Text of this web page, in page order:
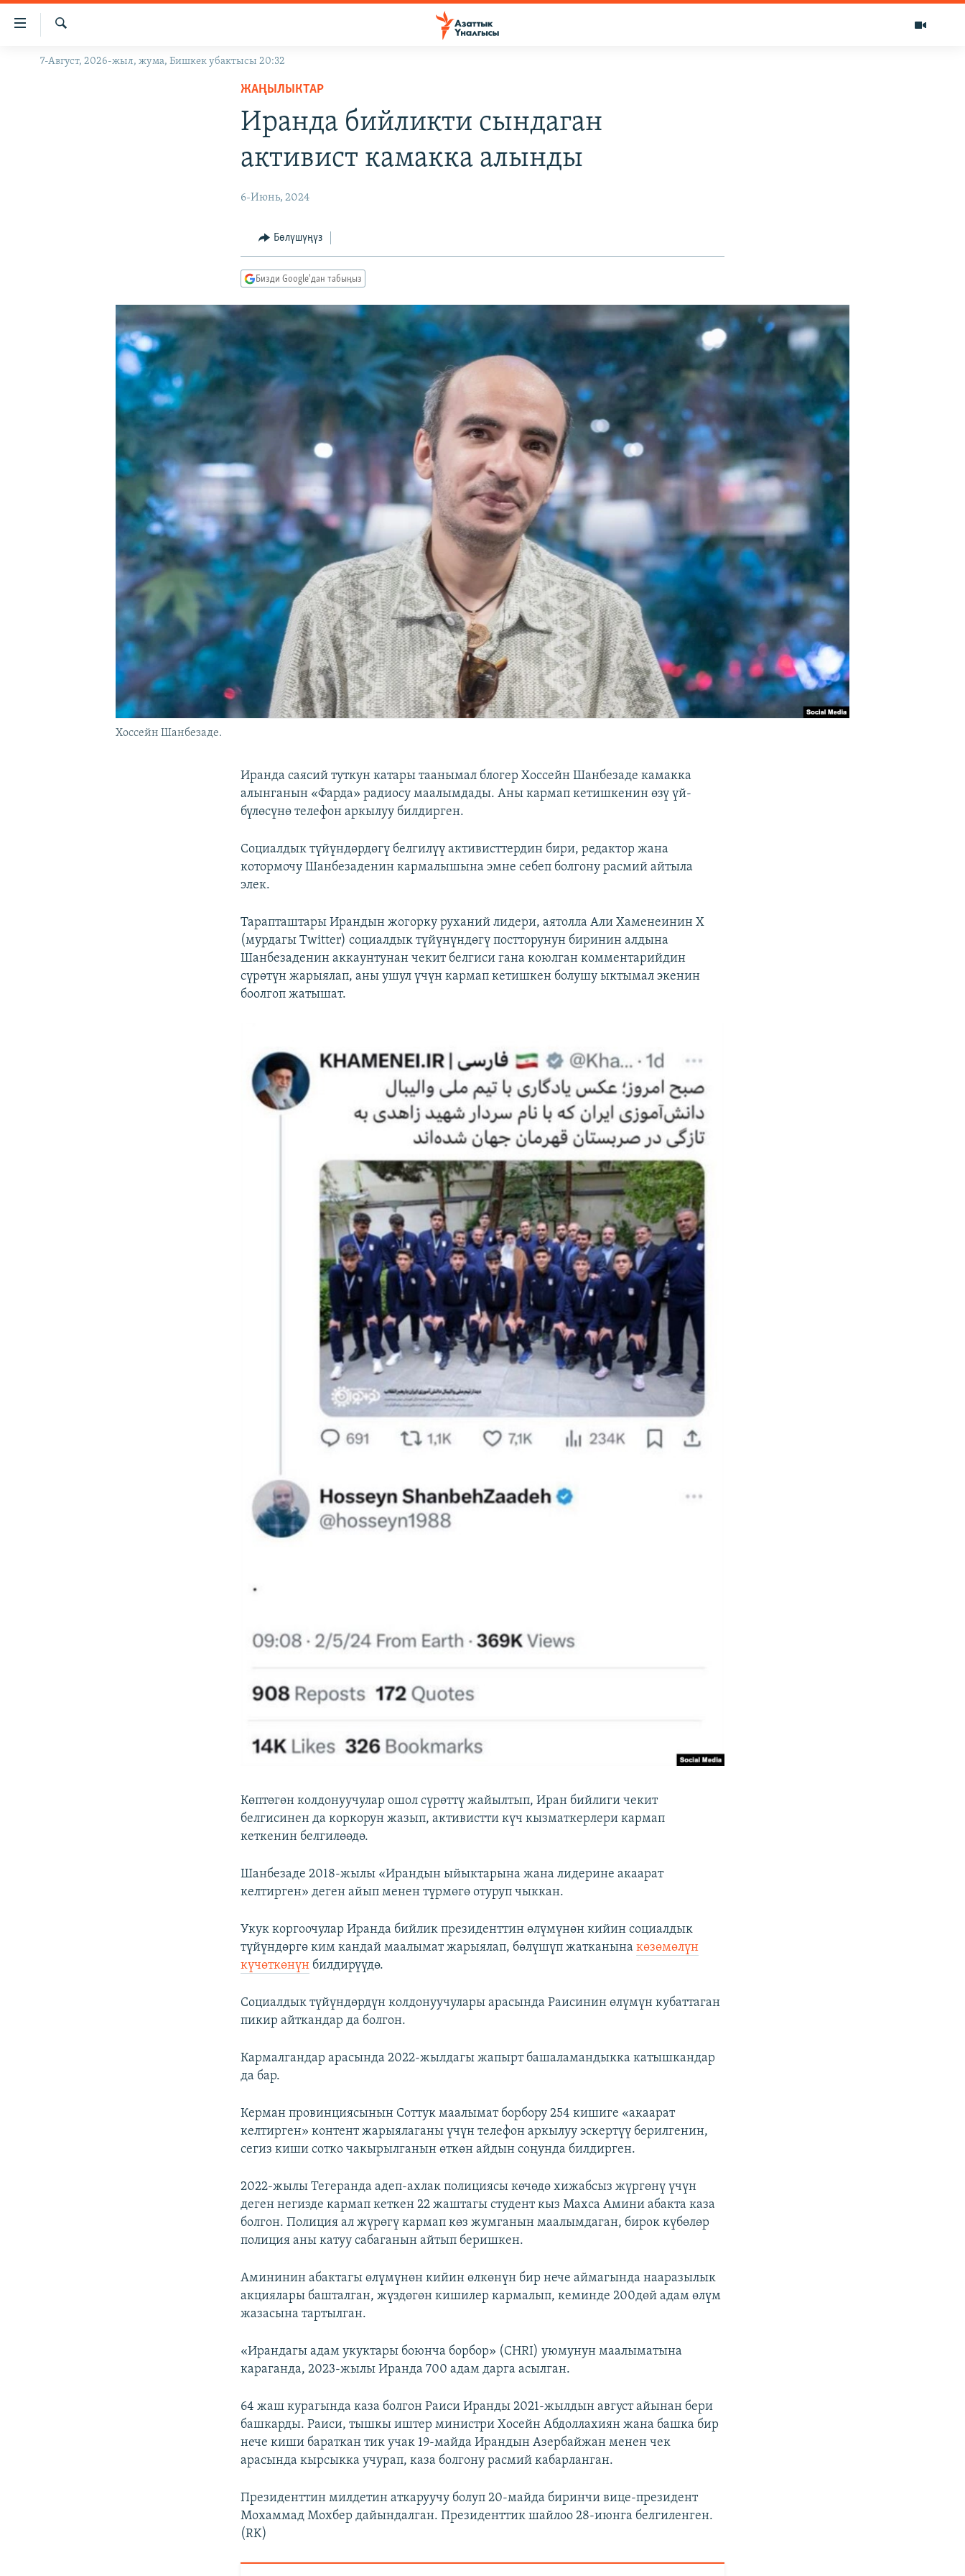
Линктер
Мазмунга
Навигацияга
ЖАҢЫЛЫКТАР
ЫҢГАЙСЫЗ СУРООЛОР
Издөө
7-Август, 2026-жыл, жума, Бишкек убактысы 20:32
ЖАҢЫЛЫКТАР
Иранда бийликти сындаган
активист камакка алынды
6-Июнь, 2024
Бөлүшүңүз
Бизди Google'дан табыңыз
Хоссейн Шанбезаде.
Иранда саясий туткун катары таанымал блогер Хоссейн Шанбезаде камакка
алынганын «Фарда» радиосу маалымдады. Аны кармап кетишкенин өзү үй-
бүлөсүнө телефон аркылуу билдирген.
Социалдык түйүндөрдөгү белгилүү активисттердин бири, редактор жана
котормочу Шанбезаденин кармалышына эмне себеп болгону расмий айтыла
элек.
Тарапташтары Ирандын жогорку руханий лидери, аятолла Али Хаменеинин X
(мурдагы Twitter) социалдык түйүнүндөгү постторунун биринин алдына
Шанбезаденин аккаунтунан чекит белгиси гана коюлган комментарийдин
сүрөтүн жарыялап, аны ушул үчүн кармап кетишкен болушу ыктымал экенин
боолгоп жатышат.
Көптөгөн колдонуучулар ошол сүрөттү жайылтып, Иран бийлиги чекит
белгисинен да коркорун жазып, активистти күч кызматкерлери кармап
кеткенин белгилөөдө.
Шанбезаде 2018-жылы «Ирандын ыйыктарына жана лидерине акаарат
келтирген» деген айып менен түрмөгө отуруп чыккан.
Укук коргоочулар Иранда бийлик президенттин өлүмүнөн кийин социалдык
түйүндөргө ким кандай маалымат жарыялап, бөлүшүп жатканынакөзөмөлүн
күчөткөнүн билдирүүдө.
Социалдык түйүндөрдүн колдонуучулары арасында Раисинин өлүмүн кубаттаган
пикир айткандар да болгон.
Кармалгандар арасында 2022-жылдагы жапырт башаламандыкка катышкандар
да бар.
Керман провинциясынын Соттук маалымат борбору 254 кишиге «акаарат
келтирген» контент жарыялаганы үчүн телефон аркылуу эскертүү берилгенин,
сегиз киши сотко чакырылганын өткөн айдын соңунда билдирген.
2022-жылы Тегеранда адеп-ахлак полициясы көчөдө хижабсыз жүргөнү үчүн
деген негизде кармап кеткен 22 жаштагы студент кыз Махса Амини абакта каза
болгон. Полиция ал жүрөгү кармап көз жумганын маалымдаган, бирок күбөлөр
полиция аны катуу сабаганын айтып беришкен.
Амининин абактагы өлүмүнөн кийин өлкөнүн бир нече аймагында нааразылык
акциялары башталган, жүздөгөн кишилер кармалып, кеминде 200дөй адам өлүм
жазасына тартылган.
«Ирандагы адам укуктары боюнча борбор» (CHRI) уюмунун маалыматына
караганда, 2023-жылы Иранда 700 адам дарга асылган.
64 жаш курагында каза болгон Раиси Иранды 2021-жылдын август айынан бери
башкарды. Раиси, тышкы иштер министри Хосейн Абдоллахиян жана башка бир
нече киши бараткан тик учак 19-майда Ирандын Азербайжан менен чек
арасында кырсыкка учурап, каза болгону расмий кабарланган.
Президенттин милдетин аткаруучу болуп 20-майда биринчи вице-президент
Мохаммад Мохбер дайындалган. Президенттик шайлоо 28-июнга белгиленген.
(RK)